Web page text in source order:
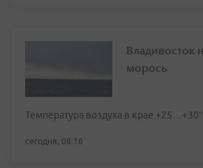
Владивосток
морось
Температура воздуха в крае
сегодня, 08:16